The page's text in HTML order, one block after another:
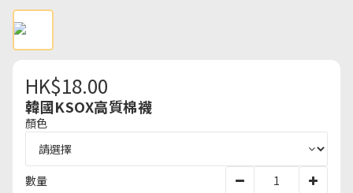
HK$18.00
韓國KSOX高質棉襪
顏色
數量